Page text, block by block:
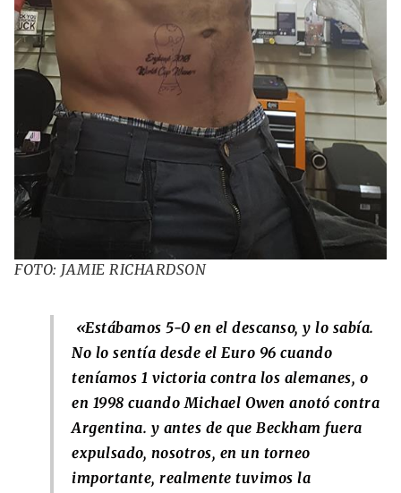
FOTO: JAMIE RICHARDSON
«Estábamos 5-0 en el descanso, y lo sabía.
No lo sentía desde el Euro 96 cuando
teníamos 1 victoria contra los alemanes, o
en 1998 cuando Michael Owen anotó contra
Argentina. y antes de que Beckham fuera
expulsado, nosotros, en un torneo
importante, realmente tuvimos la